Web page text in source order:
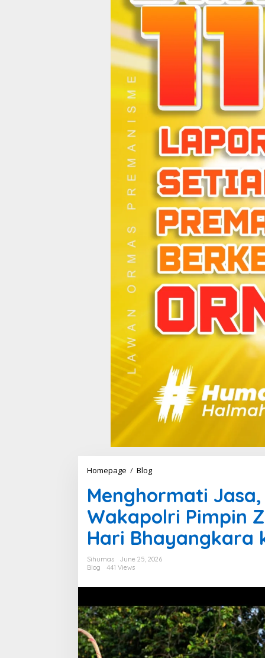
Homepage / Blog
n
g
h
o
r
m
a
J
s
a
,
M
e
Menghormati
Wakapolri Pimpin
Hari Bhayangkara
Sihumas
June 25, 2026
Blog
441 Views